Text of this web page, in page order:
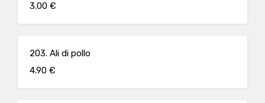
3.00 €
203. Ali di pollo
4.90 €